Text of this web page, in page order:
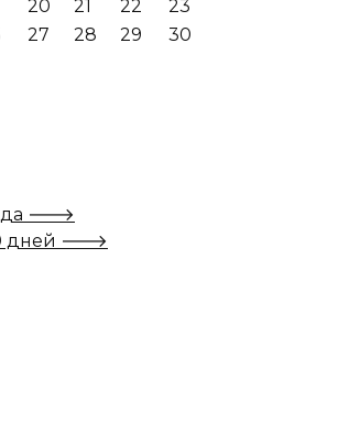
20 21 22
23
27 28 29
30
🡒
дней 🡒